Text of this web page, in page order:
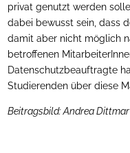
privat genutzt werden
dabei bewusst sein, dass
damit aber nicht möglich
betroffenen
Datenschutzbeauftragte
Studierenden über diese
Beitragsbild: Andrea Dittmar